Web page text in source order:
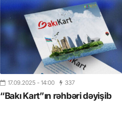
17.09.2025 - 14:00 337
“Bakı Kart”ın rəhbəri dəyişib